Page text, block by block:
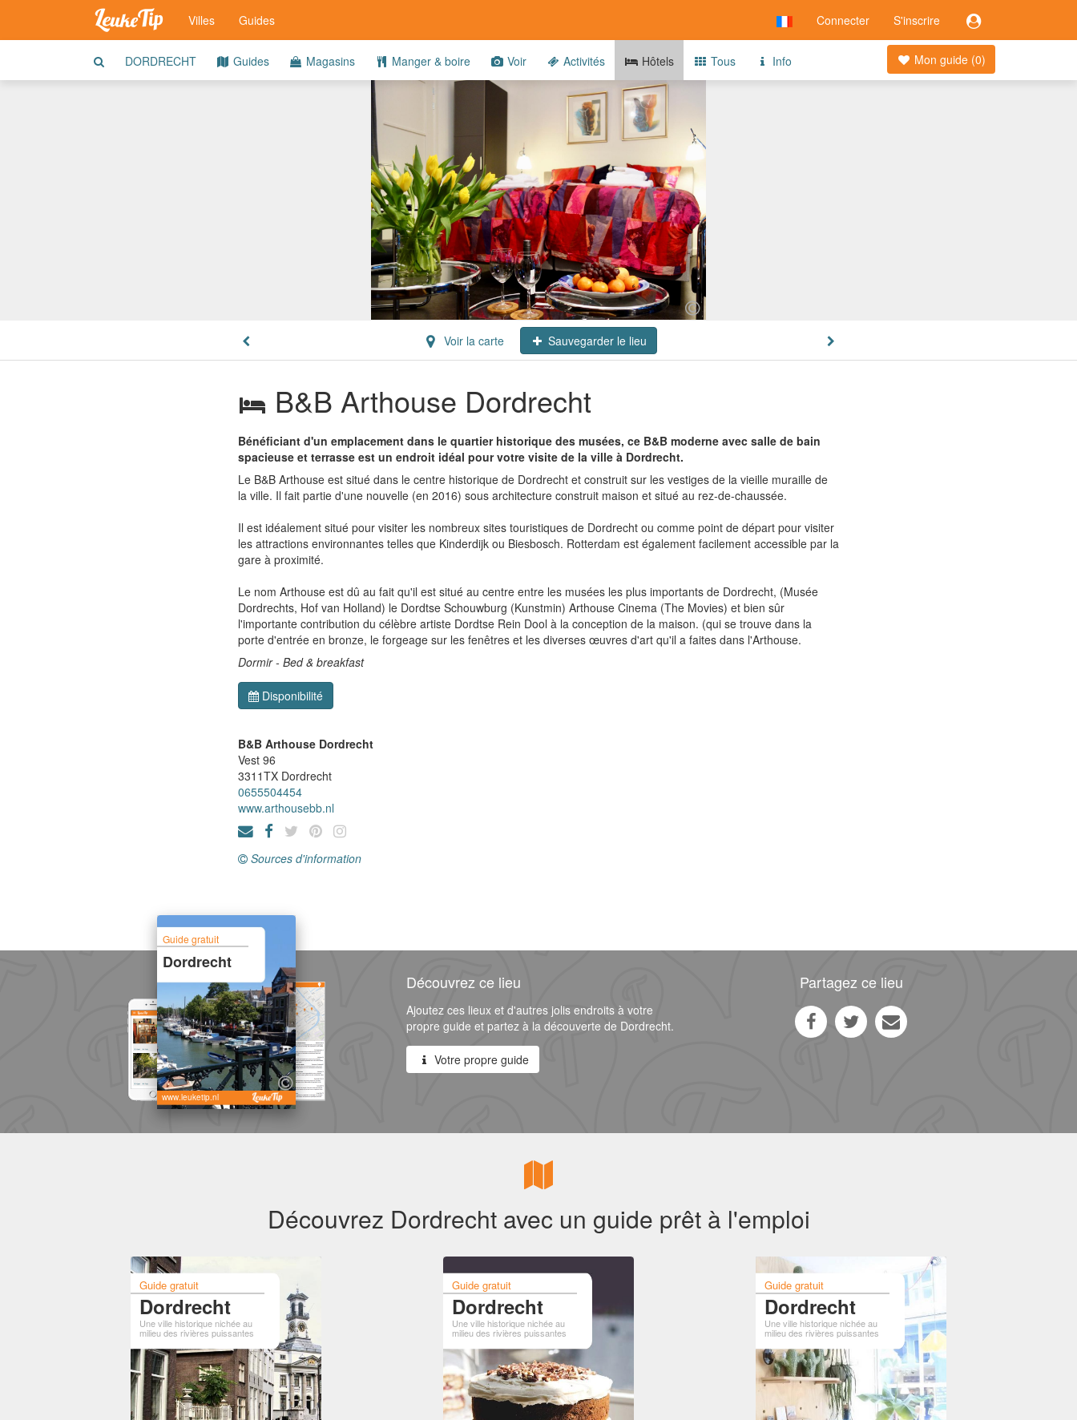
Connecter S'inscrire
Villes Guides
Mon guide (0)
DORDRECHT Guides Magasins Manger & boire Voir Activités Hôtels Tous Info
Voir la carte Sauvegarder le lieu
B&B Arthouse Dordrecht
Bénéficiant d'un emplacement dans le quartier historique des musées, ce B&B moderne avec salle de bain
spacieuse et terrasse est un endroit idéal pour votre visite de la ville à Dordrecht.
Le B&B Arthouse est situé dans le centre historique de Dordrecht et construit sur les vestiges de la vieille muraille de
la ville. Il fait partie d'une nouvelle (en 2016) sous architecture construit maison et situé au rez-de-chaussée.
Il est idéalement situé pour visiter les nombreux sites touristiques de Dordrecht ou comme point de départ pour visiter
les attractions environnantes telles que Kinderdijk ou Biesbosch. Rotterdam est également facilement accessible par la
gare à proximité.
Le nom Arthouse est dû au fait qu'il est situé au centre entre les musées les plus importants de Dordrecht, (Musée
Dordrechts, Hof van Holland) le Dordtse Schouwburg (Kunstmin) Arthouse Cinema (The Movies) et bien sûr
l'importante contribution du célèbre artiste Dordtse Rein Dool à la conception de la maison. (qui se trouve dans la
porte d'entrée en bronze, le forgeage sur les fenêtres et les diverses œuvres d'art qu'il a faites dans l'Arthouse.
Dormir - Bed & breakfast
Disponibilité
B&B Arthouse Dordrecht
Vest 96
3311TX Dordrecht
0655504454
www.arthousebb.nl
Sources d'information
Guide gratuit
Dordrecht
www.leuketip.nl
Découvrez ce lieu
Ajoutez ces lieux et d'autres jolis endroits à votre
propre guide et partez à la découverte de Dordrecht.
Votre propre guide
Partagez ce lieu
Découvrez Dordrecht avec un guide prêt à l'emploi
Guide gratuit
Dordrecht
Une ville historique nichée au
milieu des rivières puissantes
Guide gratuit
Dordrecht
Une ville historique nichée au
milieu des rivières puissantes
Guide gratuit
Dordrecht
Une ville historique nichée au
milieu des rivières puissantes